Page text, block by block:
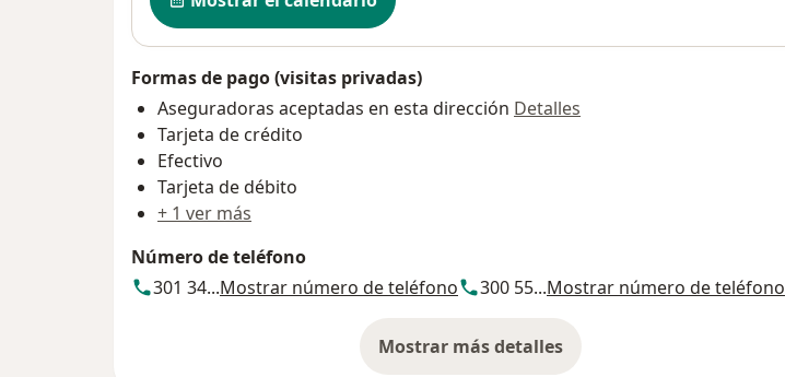
Formas de pago (visitas privadas)
Aseguradoras aceptadas en esta dirección Detalles
Tarjeta de crédito
Efectivo
Tarjeta de débito
+ 1 ver más
Número de teléfono
301 34...Mostrar número de teléfono 300 55...Mostrar número de teléfono
Mostrar más detalles
sobre la dirección